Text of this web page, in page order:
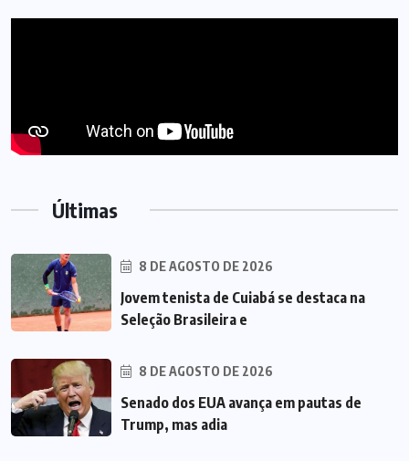
Últimas
8 DE AGOSTO DE 2026
Jovem tenista de Cuiabá se destaca na
Seleção Brasileira e
8 DE AGOSTO DE 2026
Senado dos EUA avança em pautas de
Trump, mas adia